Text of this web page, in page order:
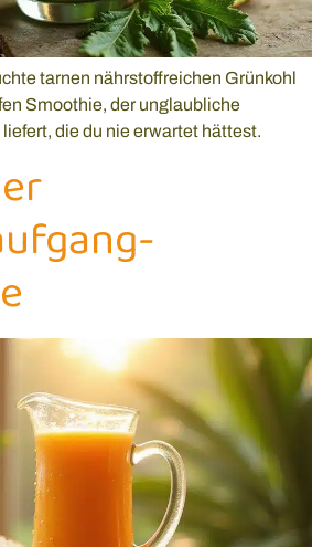
tarnen nährstoffreichen Grünkohl
Smoothie, der unglaubliche
die du nie erwartet hättest.